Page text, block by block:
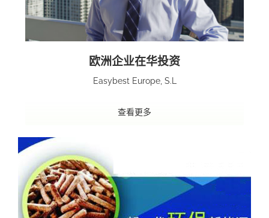
欧洲企业在华投资
Easybest Europe, S.L
查看更多